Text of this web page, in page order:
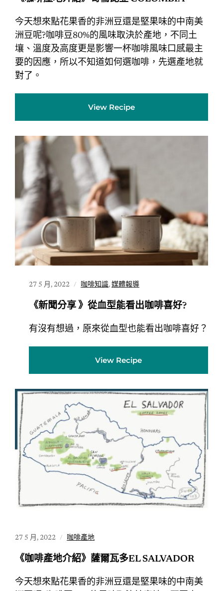
今天想來點花果香的非洲豆還是堅果味的中南美
洲豆呢?咖啡豆80%的風味取決於產地，不同土
壤、溫度及高度更是影響一杯咖啡風味口感最主
要的因應，所以不知道如何選咖啡，先選產地就
對了。
View Recipe
27 5 月, 2022 咖啡知識, 媒體報導
《新聞分享 》從血型能看出咖啡喜好?
有沒有想過，原來從血型也能看出咖啡喜好？
View Recipe
27 5 月, 2022 咖啡產地
《咖啡產地介紹》薩爾瓦多EL SALVADOR
今天想來點花果香的非洲豆還是堅果味的中南美